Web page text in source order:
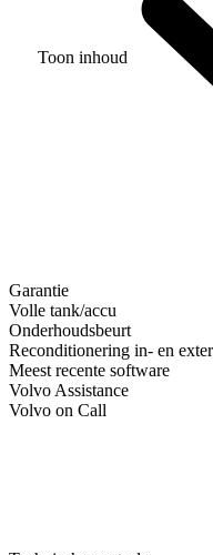
Toon inhoud
Garantie
Volle tank/accu
Onderhoudsbeurt
Reconditionering in- en
Meest recente software
Volvo Assistance
Volvo on Call